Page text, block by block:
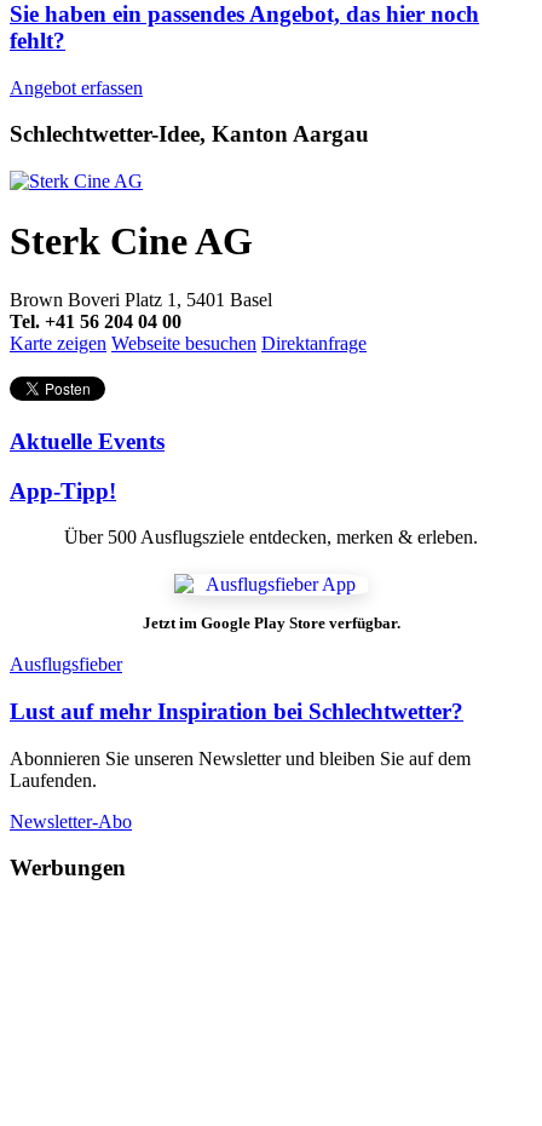
Sie haben ein passendes Angebot, das hier noch
fehlt?
Angebot erfassen
Schlechtwetter-Idee, Kanton Aargau
Sterk Cine AG
Brown Boveri Platz 1, 5401 Basel
Tel. +41 56 204 04 00
Karte zeigen Webseite besuchen Direktanfrage
Aktuelle Events
App-Tipp!
Über 500 Ausflugsziele entdecken, merken & erleben.
Jetzt im Google Play Store verfügbar.
Ausflugsfieber
Lust auf mehr Inspiration bei Schlechtwetter?
Abonnieren Sie unseren Newsletter und bleiben Sie auf dem
Laufenden.
Newsletter-Abo
Werbungen